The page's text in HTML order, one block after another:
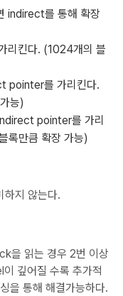
indirect를 통해 확장
킨다. (1024개의 블
pointer를 가리킨다.
능)
pointer를 가리
만큼 확장 가능)
하지 않는다.
을 읽는 경우 2번 이상
깊어질 수록 추가적
을 통해 해결가능하다.